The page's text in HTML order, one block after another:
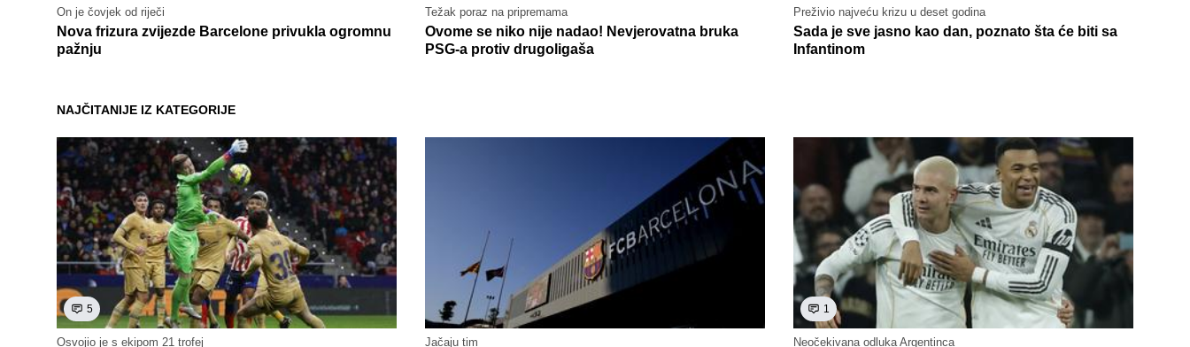
On je čovjek od riječi
Nova frizura zvijezde Barcelone privukla ogromnu
pažnju
Težak poraz na pripremama
Ovome se niko nije nadao! Nevjerovatna bruka
PSG-a protiv drugoligaša
Preživio najveću krizu u deset godina
Sada je sve jasno kao dan, poznato šta će biti sa
Infantinom
NAJČITANIJE IZ KATEGORIJE
5
Osvojio je s ekipom 21 trofej Jačaju tim
1
Neočekivana odluka Argentinca